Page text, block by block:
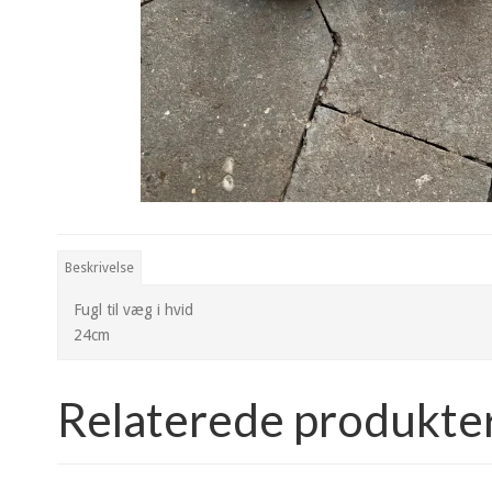
Beskrivelse
Fugl til væg i hvid
24cm
Relaterede